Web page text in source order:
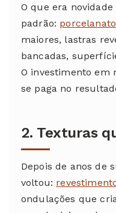
O que era
padrão:
maiores, lastras
bancadas,
O investimento em
se paga no
2. Texturas
Depois de anos de
voltou:
ondulações que